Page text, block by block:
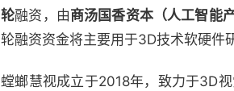
轮融资，由商汤国香资本（人工智能
轮融资资金将主要用于3D技术软硬件
螳螂慧视成立于2018年，致力于3D